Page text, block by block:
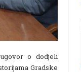
o dodjeli
Gradske